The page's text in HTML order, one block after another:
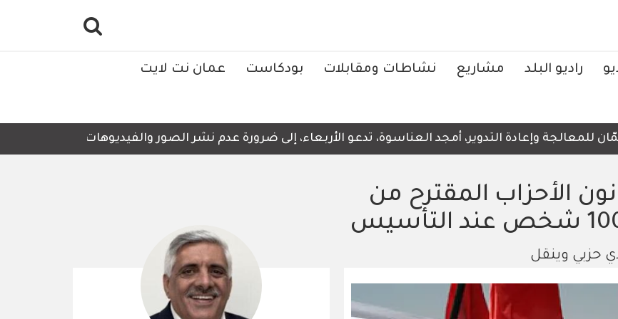
راديو البلد مشاريع نشاطات ومقابلات بودكاست عمان نت لايت
وإعادة التدوير، أمجد العناسوة، تدعو الأربعاء، إلى ضرورة عدم نشر الصور والفيديوهات التي لا تحتوي على
الأحزاب المقترح من
حزبي وينقل